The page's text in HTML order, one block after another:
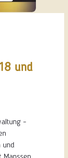
und
–
und
Manssen